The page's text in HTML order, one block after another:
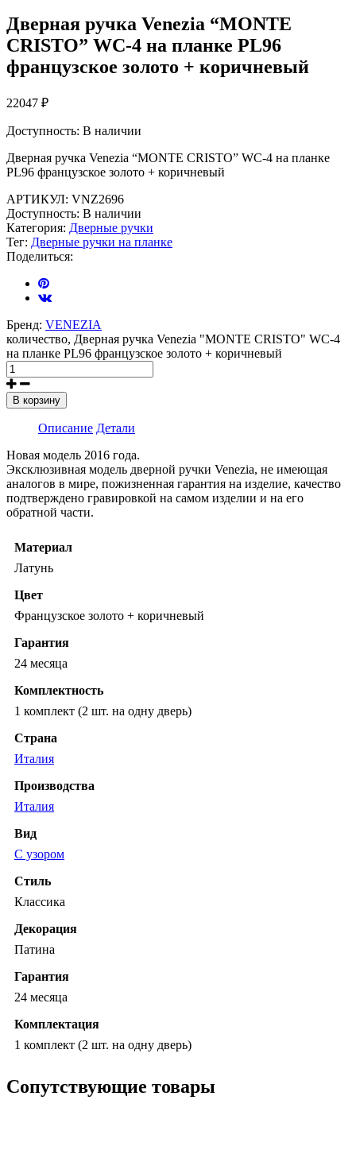
Дверная ручка Venezia “MONTE
CRISTO” WC-4 на планке PL96
французское золото + коричневый
22047 ₽
Доступность: В наличии
Дверная ручка Venezia “MONTE CRISTO” WC-4 на планке
PL96 французское золото + коричневый
АРТИКУЛ: VNZ2696
Доступность: В наличии
Категория: Дверные ручки
Тег: Дверные ручки на планке
Поделиться:
Бренд: VENEZIA
количество, Дверная ручка Venezia "MONTE CRISTO" WC-4
на планке PL96 французское золото + коричневый
В корзину
Описание Детали
Новая модель 2016 года.
Эксклюзивная модель дверной ручки Venezia, не имеющая
аналогов в мире, пожизненная гарантия на изделие, качество
подтверждено гравировкой на самом изделии и на его
обратной части.
Материал
Латунь
Цвет
Французское золото + коричневый
Гарантия
24 месяца
Комплектность
1 комплект (2 шт. на одну дверь)
Страна
Италия
Производства
Италия
Вид
С узором
Стиль
Классика
Декорация
Патина
Гарантия
24 месяца
Комплектация
1 комплект (2 шт. на одну дверь)
Сопутствующие товары